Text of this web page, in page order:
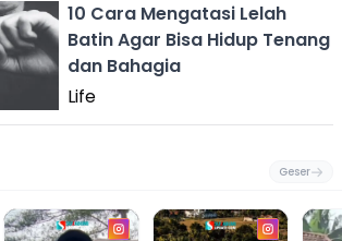
10 Cara Mengatasi Lelah
Batin Agar Bisa Hidup Tenang
dan Bahagia
Life
Geser